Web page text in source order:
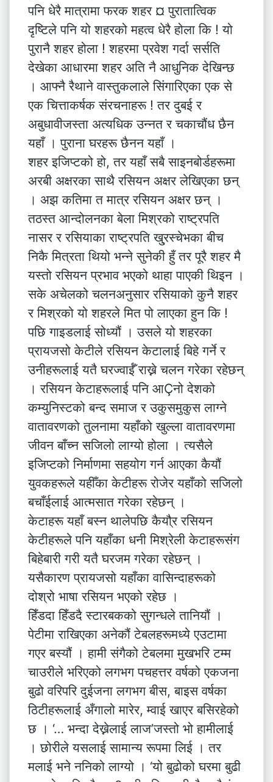
पनि धेरै मात्रामा फरक शहर ¤ पुरातात्विक
दृष्टिले पनि यो शहरको महत्व धेरै होला कि ! यो
पुरानै शहर होला ! शहरमा प्रवेश गर्दा सर्सति
देखेका आधारमा शहर अति नै आधुनिक देखिन्छ
। आफ्नै रैथाने वास्तुकलाले सिंगारिएका एक से
एक चित्ताकर्षक संरचनाहरू ! तर दुबई र
अबुधावीजस्ता अत्यधिक उन्नत र चकाचौंध छैन
यहाँ । पुराना घरहरू छैनन यहाँ ।
शहर इजिप्टको हो, तर यहाँ सबै साइनबोर्डहरूमा
अरबी अक्षरका साथै रसियन अक्षर लेखिएका छन्
। अझ कतिमा त मात्र रसियन अक्षर छन् ।
तठस्त आन्दोलनका बेला मिश्रको राष्ट्रपति
नासर र रसियाका राष्ट्रपति खु्रस्चेभका बीच
निकै मित्रता थियो भन्ने सुनेकी हुँ तर पूरै शहर मै
यस्तो रसियन प्रभाव भएको थाहा पाएकी थिइन ।
सके अचेलको चलनअनुसार रसियाको कुनै शहर
र मिश्रको यो शहरले मित पो लाएका हुन कि !
पछि गाइडलाई सोध्यौं । उसले यो शहरका
प्रायजसो केटीले रसियन केटालाई बिहे गर्ने र
उनीहरूलाई यतै घरज्वाईँ राख्ने चलन गरेका रहेछन्
। रसियन केटाहरूलाई पनि आÇनो देशको
कम्युनिस्टको बन्द समाज र उकुसमुकुस लाग्ने
वातावरणको तुलनामा यहाँको खुल्ला वातावरणमा
जीवन बाँच्न सजिलो लाग्यो होला । त्यसैले
इजिप्टको निर्माणमा सहयोग गर्न आएका कैयौं
युवकहरूले यहीँका केटीहरू रोजेर यहाँको सजिलो
बचाँईलाई आत्मसात गरेका रहेछन् ।
केटाहरू यहाँ बस्न थालेपछि कैयौ्र रसियन
केटीहरूले पनि यहाँका धनी मिश्रेली केटाहरूसंग
बिहेबारी गरी यतै घरजम गरेका रहेछन् ।
यसैकारण प्रायजसो यहाँका वासिन्दाहरूको
दोश्रो भाषा रसियन भएको रहेछ ।
हिँडदा हिँडदै स्टारबकको सुगन्धले तानियौं ।
पेटीमा राखिएका अनेकौं टेबलहरूमध्ये एउटामा
गएर बस्यौं । हामी संगैको टेबलमा मुखभरि टम्म
चाउरीले भरिएको लगभग पचहत्तर वर्षको एकजना
बुढो वरिपरि दुईजना लगभग बीस, बाइस वर्षका
ठिटीहरूलाई अँगालो मारेर, म्वाई खाएर बसिरहेको
छ । ‘… भन्दा देख्नेलाई लाज’जस्तो भो हामीलाई
। छोरीले यसलाई सामान्य रूपमा लिई । तर
मलाई भने ननिको लाग्यो । ‘यो बुढोको घरमा बुढी